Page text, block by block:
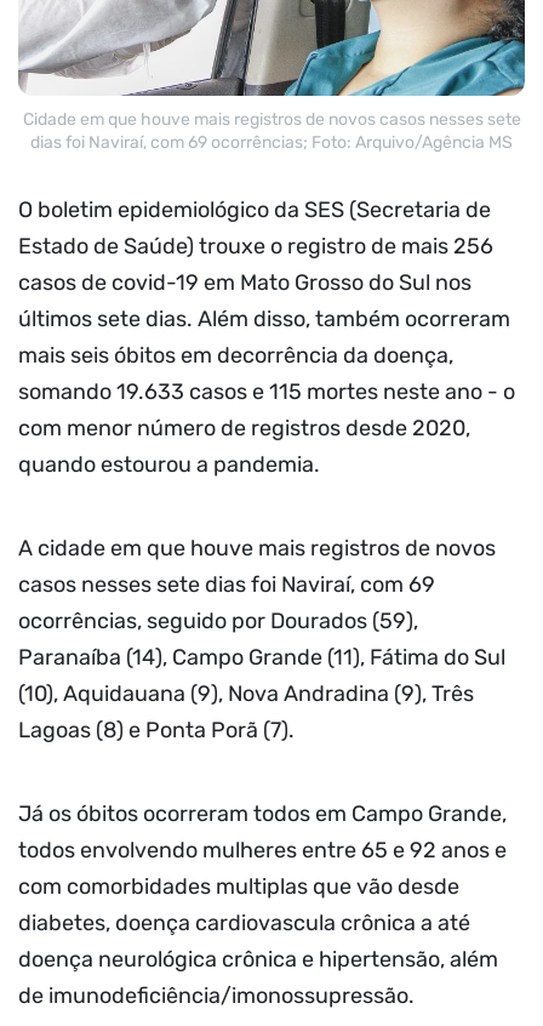
Cidade em que houve mais registros de novos casos nesses sete
dias foi Naviraí, com 69 ocorrências; Foto: Arquivo/Agência MS
O boletim epidemiológico da SES (Secretaria de
Estado de Saúde) trouxe o registro de mais 256
casos de covid-19 em Mato Grosso do Sul nos
últimos sete dias. Além disso, também ocorreram
mais seis óbitos em decorrência da doença,
somando 19.633 casos e 115 mortes neste ano - o
com menor número de registros desde 2020,
quando estourou a pandemia.
A cidade em que houve mais registros de novos
casos nesses sete dias foi Naviraí, com 69
ocorrências, seguido por Dourados (59),
Paranaíba (14), Campo Grande (11), Fátima do Sul
(10), Aquidauana (9), Nova Andradina (9), Três
Lagoas (8) e Ponta Porã (7).
Já os óbitos ocorreram todos em Campo Grande,
todos envolvendo mulheres entre 65 e 92 anos e
com comorbidades multiplas que vão desde
diabetes, doença cardiovascula crônica a até
doença neurológica crônica e hipertensão, além
de imunodeficiência/imonossupressão.